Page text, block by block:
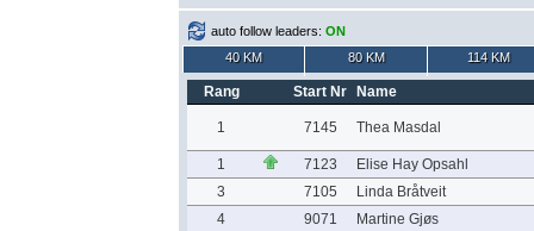
auto follow leaders: ON
40 KM
80 KM 114 KM
Rang Start Nr Name
1 7145 Thea Masdal
1 7123
Elise Hay Opsahl
3
7105
Linda Bråtveit
4
9071
Martine Gjøs